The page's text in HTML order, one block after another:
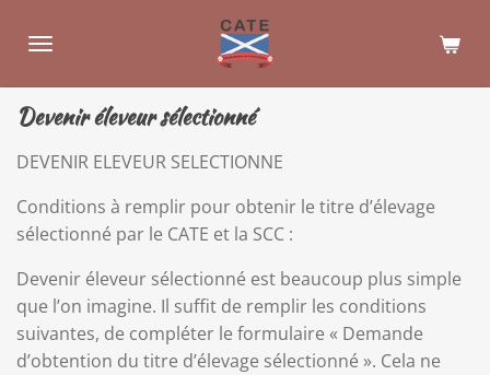
au
principal
Devenir éleveur sélectionné
DEVENIR ELEVEUR SELECTIONNE
Conditions à remplir pour obtenir le titre d’élevage
sélectionné par le CATE et la SCC :
Devenir éleveur sélectionné est beaucoup plus simple
que l’on imagine. Il suffit de remplir les conditions
suivantes, de compléter le formulaire « Demande
d’obtention du titre d’élevage sélectionné ». Cela ne